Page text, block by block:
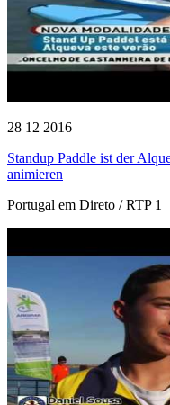
28 12 2016
Standup Paddle ist der
animieren
Portugal em Direto / RTP 1